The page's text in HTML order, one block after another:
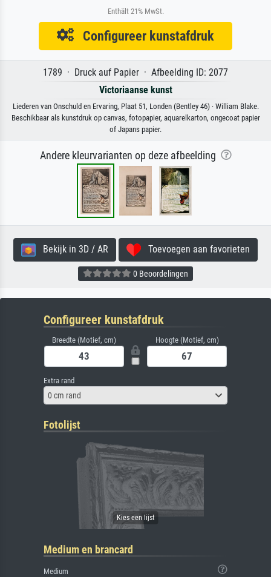
Enthält 21% MwSt.
Configureer kunstafdruk
1789 · Druck auf Papier · Afbeelding ID: 2077
Victoriaanse kunst
Liederen van Onschuld en Ervaring, Plaat 51, Londen (Bentley 46) · William Blake.
Beschikbaar als kunstdruk op canvas, fotopapier, aquarelkarton, ongecoat papier
of Japans papier.
Andere kleurvarianten op deze afbeelding
Bekijk in 3D / AR Toevoegen aan favorieten
0 Beoordelingen
Configureer kunstafdruk
Breedte (Motief, cm) Hoogte (Motief, cm)
Extra rand
0 cm rand
Fotolijst
Medium en brancard
Medium